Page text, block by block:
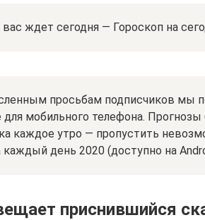
вас ждет сегодня — Гороскоп на
просьбам подписчиков мы
мобильного телефона.
каждое утро — пропустить
каждый день 2020 (доступно на
приснившийся